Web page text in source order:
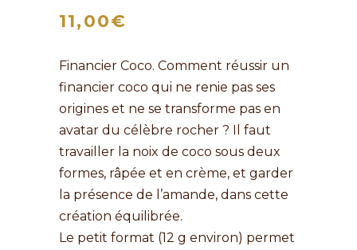
11,00€
Financier Coco. Comment réussir un
financier coco qui ne renie pas ses
origines et ne se transforme pas en
avatar du célèbre rocher ? Il faut
travailler la noix de coco sous deux
formes, râpée et en crème, et garder
la présence de l’amande, dans cette
création équilibrée.
Le petit format (12 g environ) permet